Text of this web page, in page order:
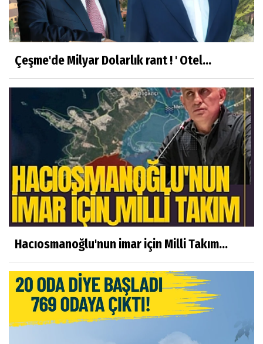
Çeşme'de Milyar Dolarlık rant ! ' Otel...
Hacıosmanoğlu'nun imar için Milli Takım...